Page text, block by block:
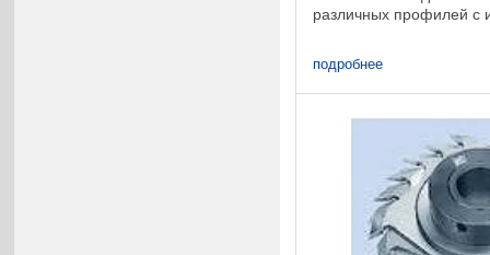
различных профилей с
подробнее